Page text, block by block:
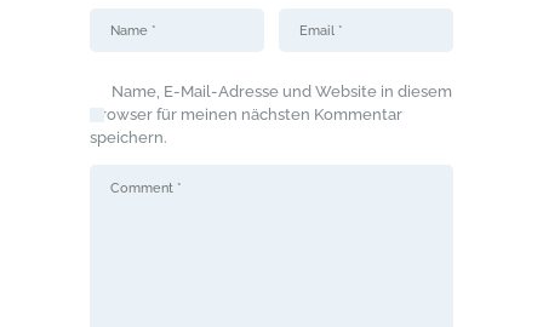
Name, E-Mail-Adresse und Website in diesem
Browser für meinen nächsten Kommentar
speichern.